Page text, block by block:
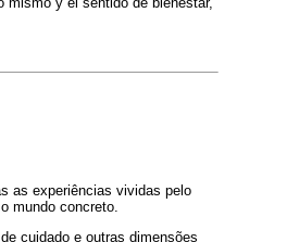
as experiências vividas pelo
mundo concreto.
cuidado e outras dimensões